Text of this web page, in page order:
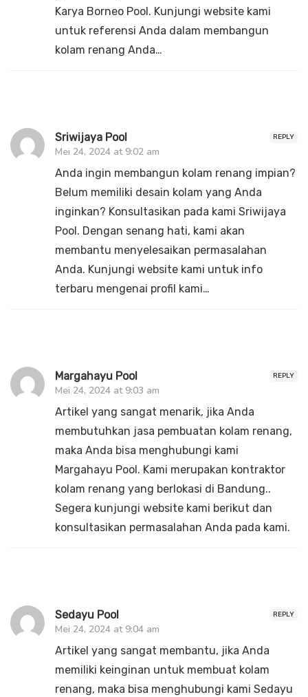
Karya Borneo Pool. Kunjungi website kami
untuk referensi Anda dalam membangun
kolam renang Anda…
REPLY
Sriwijaya Pool
Mei 24, 2024 at 9:02 am
Anda ingin membangun kolam renang impian?
Belum memiliki desain kolam yang Anda
inginkan? Konsultasikan pada kami Sriwijaya
Pool. Dengan senang hati, kami akan
membantu menyelesaikan permasalahan
Anda. Kunjungi website kami untuk info
terbaru mengenai profil kami…
REPLY
Margahayu Pool
Mei 24, 2024 at 9:03 am
Artikel yang sangat menarik, jika Anda
membutuhkan jasa pembuatan kolam renang,
maka Anda bisa menghubungi kami
Margahayu Pool. Kami merupakan kontraktor
kolam renang yang berlokasi di Bandung..
Segera kunjungi website kami berikut dan
konsultasikan permasalahan Anda pada kami.
REPLY
Sedayu Pool
Mei 24, 2024 at 9:04 am
Artikel yang sangat membantu, jika Anda
memiliki keinginan untuk membuat kolam
renang, maka bisa menghubungi kami Sedayu